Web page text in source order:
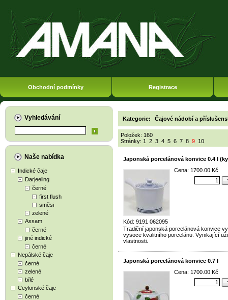
Obchodní podmínky Registrace
Vyhledávání
Naše nabídka
Indické čaje
Darjeeling
černé
first flush
směsi
zelené
Assam
černé
jiné indické
černé
Nepálské čaje
černé
zelené
bílé
Ceylonské čaje
černé
Kategorie: Čajové nádobí a
Položek: 160
Stránky: 1 2 3 4 5 6 7 8 9 10
Japonská porcelánová konvice 0.4 l
Kód: 9191 062095
Cena: 1700.00 Kč
Tradiční japonská porcelánová konvice
vysoce kvalitního porcelánu. Vynikající
vlastnosti.
Japonská porcelánová konvice 0.7 l
Cena: 1700.00 Kč